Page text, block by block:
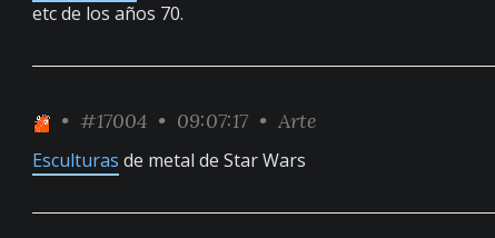
etc de los años 70.
• #17004 • 09:07:17 • Arte
Esculturas de metal de Star Wars